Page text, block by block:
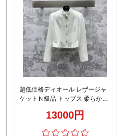
超低価格ディオール レザージャ
ケットＮ級品 トップス 柔らかい
ッション感 ホワイト
13000円